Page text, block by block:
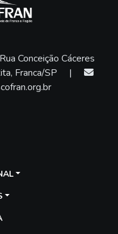
Rua Conceição Cáceres
Franca/SP
|